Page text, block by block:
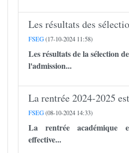
Les résultats des
FSEG(17-10-2024 11:58)
Les résultats de la sélection
l'admission...
La rentrée 2024-2025
FSEG(08-10-2024 14:33)
La rentrée
effective...